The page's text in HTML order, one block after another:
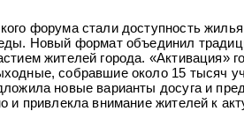
форума стали доступность
Новый формат объединил
жителей города. «Активация»
собравшие около 15 тысяч
новые варианты досуга и
и привлекла внимание жителей к